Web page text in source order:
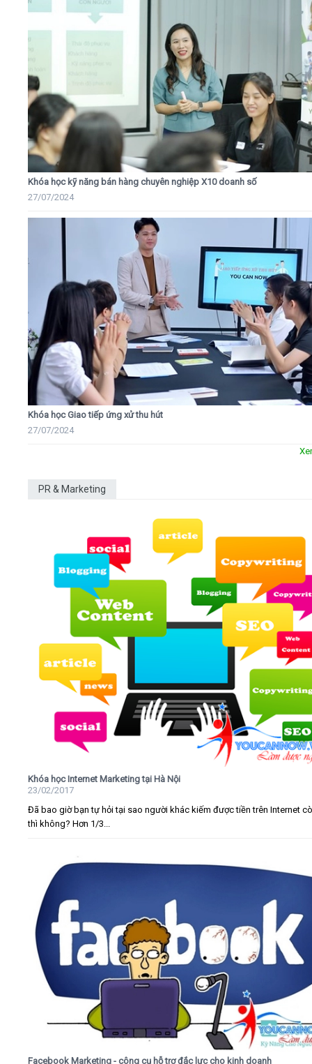
Khóa học kỹ năng bán hàng chuyên nghiệp X10 doanh số
27/07/2024
Khóa học Giao tiếp ứng xử thu hút
27/07/2024
PR & Marketing
Khóa học Internet Marketing tại Hà Nội
23/02/2017
Đã bao giờ bạn tự hỏi tại sao người khác kiếm được tiền trên Internet
thì không? Hơn 1/3...
Facebook Marketing - công cụ hỗ trợ đắc lực cho kinh doanh